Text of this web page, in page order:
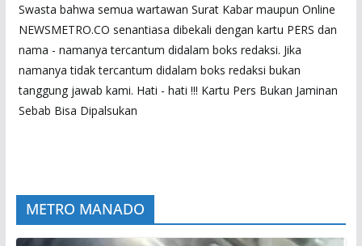
Swasta bahwa semua wartawan Surat Kabar maupun Online
NEWSMETRO.CO senantiasa dibekali dengan kartu PERS dan
nama - namanya tercantum didalam boks redaksi. Jika
namanya tidak tercantum didalam boks redaksi bukan
tanggung jawab kami. Hati - hati !!! Kartu Pers Bukan Jaminan
Sebab Bisa Dipalsukan
METRO MANADO